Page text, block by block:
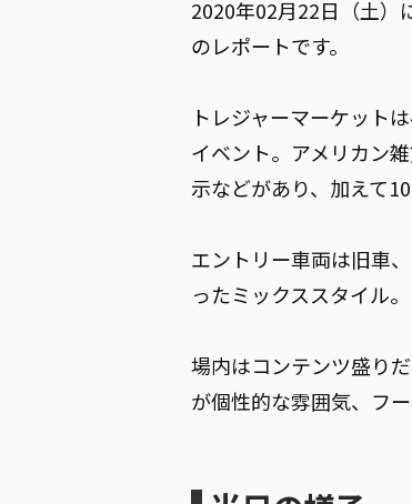
2020年02月22日（土）
のレポートです。
トレジャーマーケット
イベント。アメリカン
示などがあり、加えて
エントリー車両は旧車
ったミックススタイル。
場内はコンテンツ盛り
が個性的な雰囲気、フ